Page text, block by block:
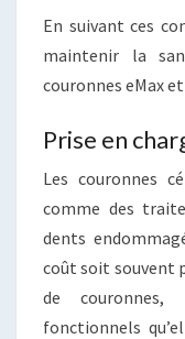
En suivant ces
maintenir la
couronnes eMax
Prise en
Les couronnes
comme des
dents
coût soit souvent
de couronnes,
fonctionnels